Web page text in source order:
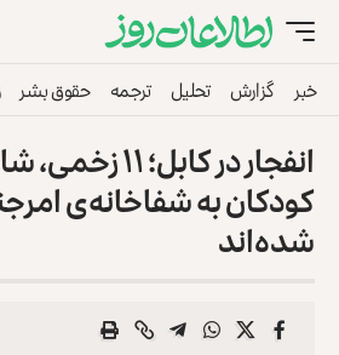
خبر گزارش تحلیل ترجمه حقوق بشر
انفجار در کابل؛
کودکان به شفاخانه‌ی
شده‌اند